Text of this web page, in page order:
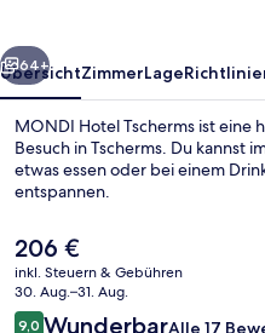
Weiter
64+
ÜbersichtZimmerLage
MONDI Hotel Tscherms ist eine
Besuch in Tscherms. Du kannst
etwas essen oder bei einem
entspannen.
Der
aktuelle
Preis
beträgt
206 €
inkl. Steuern & Gebühren
30. Aug.–31. Aug.
Bewertungen
9,0 WunderbarAlle 17